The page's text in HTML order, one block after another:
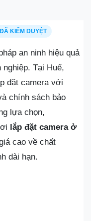
ĐÃ KIỂM DUYỆT
an ninh hiệu quả
Tại Huế,
đặt camera với
chính sách bảo
lựa chọn,
lắp đặt camera ở
cao về chất
dài hạn.